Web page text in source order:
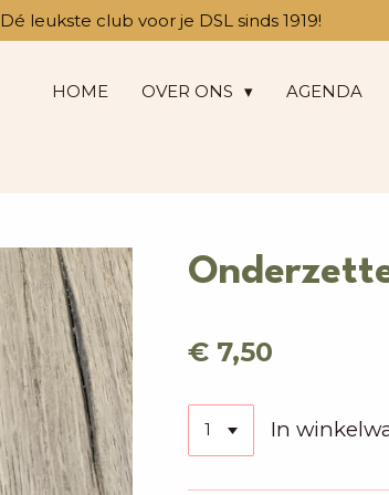
Dé leukste club voor je DSL sinds 1919!
HOME OVER ONS AGENDA
€ 7,50
In